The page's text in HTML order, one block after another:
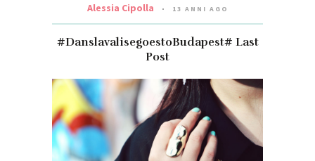
Alessia Cipolla 13 ANNI AGO
#DanslavalisegoestoBudapest# Last
Post